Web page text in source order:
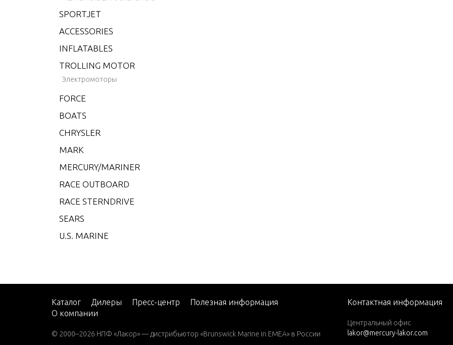
SPORTJET
ACCESSORIES
INFLATABLES
TROLLING MOTOR
Электромоторы
FORCE
BOATS
CHRYSLER
MARK
MERCURY/MARINER
RACE OUTBOARD
RACE STERNDRIVE
SEARS
U.S. MARINE
W30 (W/MARATHON)
W40 (W/MARATHON)
W8 (ML)(W/Marathon)
Каталог Дилеры Пресс-центр
Полезная информация
О компании
© 2000–2026 НПФ «Лакор» — дистрибьютор «Brunswick Marine in EMEA» в России
Контактная информация
Центральный офис
lakor@mercury-lakor.com